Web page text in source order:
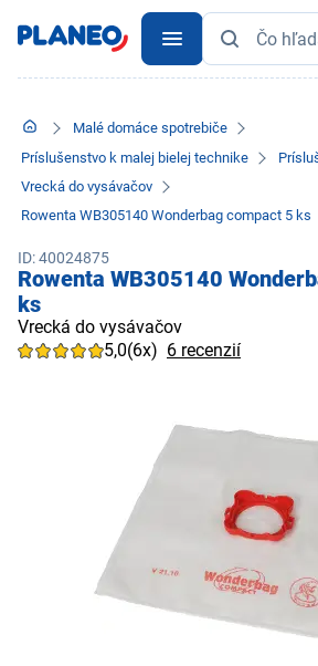
Malé domáce spotrebiče
Príslušenstvo k malej bielej technike
Vrecká do vysávačov
Rowenta WB305140 Wonderbag compact 5 ks
ID: 40024875
Rowenta WB305140
ks
Vrecká do vysávačov
5,0(6x) 6 recenzií